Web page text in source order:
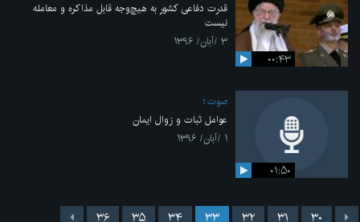
۰۰:۴۳
قدرت دفاعی کشور به هیچ‌وجه قابل مذاکره و معامله
نیست
۳ /آبان/ ۱۳۹۶
۰۱:۵۰
صوت
عوامل ثبات و زوال ایمان
۱ /آبان/ ۱۳۹۶
۳۰ ۳۱ ۳۲ ۳۳ ۳۴ ۳۵ ۳۶